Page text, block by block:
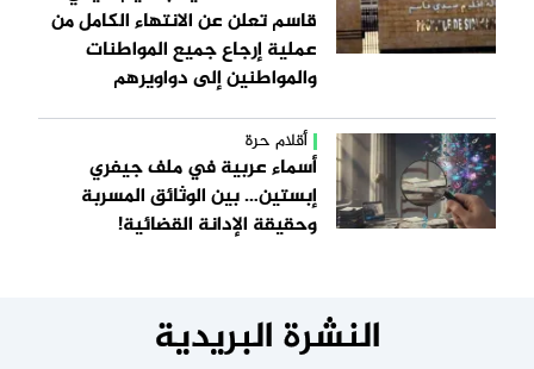
قاسم تعلن عن الانتهاء الكامل من
عملية إرجاع جميع المواطنات
والمواطنين إلى دواويرهم
أقلام حرة
أسماء عربية في ملف جيفري
إبستين… بين الوثائق المسربة
وحقيقة الإدانة القضائية!
النشرة البريدية